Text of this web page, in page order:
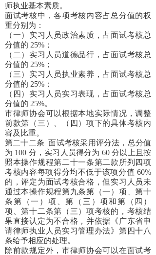
师执业基本素质。
面试考核中，各项考核内容占总分值的权
重分别为：
（一）实习人员政治素质，占面试考核总
分值的 25%；
（二）实习人员道德品行，占面试考核总
分值的 25%；
（三）实习人员执业素养，占面试考核总
分值的 25%；
（四）实习人员实习表现，占面试考核总
分值的 25%。
市律师协会可以根据本地实际情况，调整
前款第（三）、（四）项下的具体考核内
容及比重。
第二十二条 面试考核采用评分法，总分值
为 100 分，实习人员得分为 60 分以上且按
照本操作规程第二十一条第二款所列四项
考核内容每项得分均不低于该项分值 60%
的，评定为面试考核合格，但实习人员未
通过本操作规程第九条第（一）项、第十
条第（一）项、第（三）项和第（四）
项、第十二条第（三）项考核的，考核结
果直接认定为不合格，并依据《广东省申
请律师执业人员实习管理办法》第四十八
条给予相应的处理。
除前款规定外，市律师协会可以在面试考